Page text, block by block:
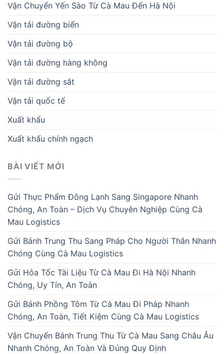
Vận Chuyển Yến Sào Từ Cà Mau Đến Hà Nội
Vận tải đường biển
Vận tải đường bộ
Vận tải đường hàng không
Vận tải đường sắt
Vận tải quốc tế
Xuất khẩu
Xuất khẩu chính ngạch
BÀI VIẾT MỚI
Gửi Thực Phẩm Đông Lạnh Sang Singapore Nhanh
Chóng, An Toàn – Dịch Vụ Chuyên Nghiệp Cùng Cà
Mau Logistics
Gửi Bánh Trung Thu Sang Pháp Cho Người Thân Nhanh
Chóng Cùng Cà Mau Logistics
Gửi Hỏa Tốc Tài Liệu Từ Cà Mau Đi Hà Nội Nhanh
Chóng, Uy Tín, An Toàn
Gửi Bánh Phồng Tôm Từ Cà Mau Đi Pháp Nhanh
Chóng, An Toàn, Tiết Kiệm Cùng Cà Mau Logistics
Vận Chuyển Bánh Trung Thu Từ Cà Mau Sang Châu Âu
Nhanh Chóng, An Toàn Và Đúng Quy Định